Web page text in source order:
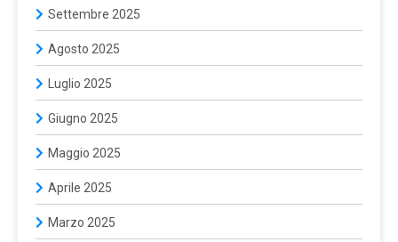
Settembre 2025
Agosto 2025
Luglio 2025
Giugno 2025
Maggio 2025
Aprile 2025
Marzo 2025